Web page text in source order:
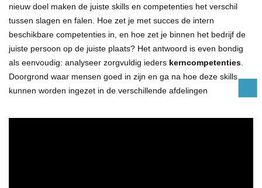
nieuw doel maken de juiste skills en competenties het verschil
tussen slagen en falen. Hoe zet je met succes de intern
beschikbare competenties in, en hoe zet je binnen het bedrijf de
juiste persoon op de juiste plaats? Het antwoord is even bondig
als eenvoudig: analyseer zorgvuldig ieders kerncompetenties
Doorgrond waar mensen goed in zijn en ga na hoe deze skills
kunnen worden ingezet in de verschillende afdelingen